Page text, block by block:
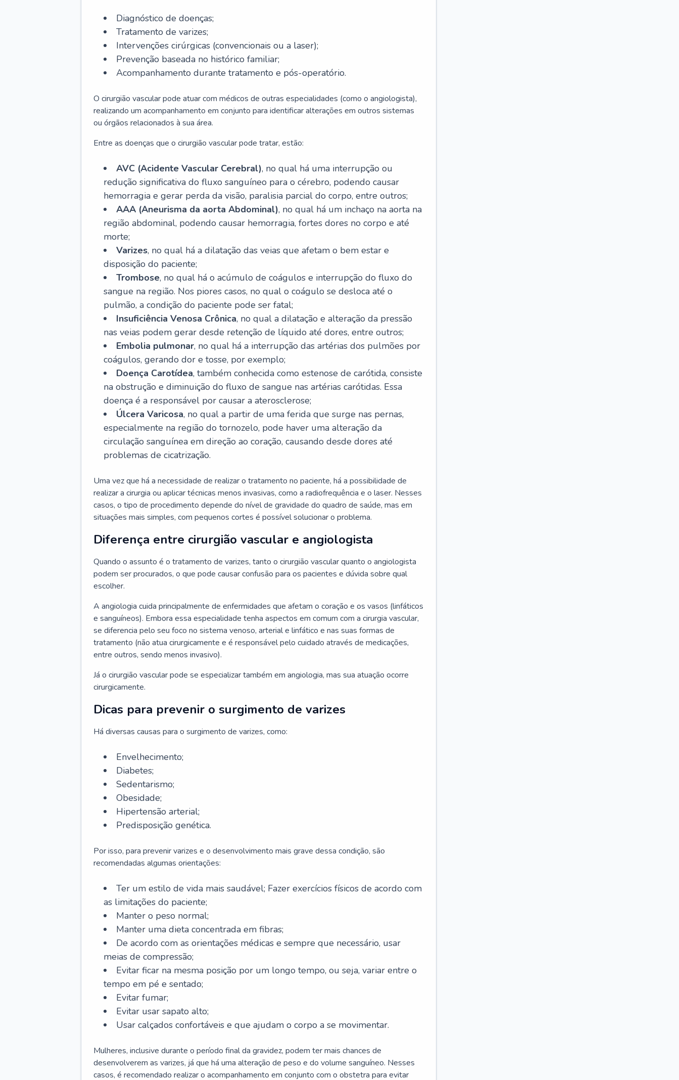
Diagnóstico de doenças;
Tratamento de varizes;
Intervenções cirúrgicas (convencionais ou a laser);
Prevenção baseada no histórico familiar;
Acompanhamento durante tratamento e pós-operatório.
O cirurgião vascular pode atuar com médicos de outras especialidades (como o angiologista),
realizando um acompanhamento em conjunto para identificar alterações em outros sistemas
ou órgãos relacionados à sua área.
Entre as doenças que o cirurgião vascular pode tratar, estão:
AVC (Acidente Vascular Cerebral), no qual há uma interrupção ou
redução significativa do fluxo sanguíneo para o cérebro, podendo causar
hemorragia e gerar perda da visão, paralisia parcial do corpo, entre outros;
AAA (Aneurisma da aorta Abdominal), no qual há um inchaço na aorta na
região abdominal, podendo causar hemorragia, fortes dores no corpo e até
morte;
Varizes, no qual há a dilatação das veias que afetam o bem estar e
disposição do paciente;
Trombose, no qual há o acúmulo de coágulos e interrupção do fluxo do
sangue na região. Nos piores casos, no qual o coágulo se desloca até o
pulmão, a condição do paciente pode ser fatal;
Insuficiência Venosa Crônica, no qual a dilatação e alteração da pressão
nas veias podem gerar desde retenção de líquido até dores, entre outros;
Embolia pulmonar, no qual há a interrupção das artérias dos pulmões por
coágulos, gerando dor e tosse, por exemplo;
Doença Carotídea, também conhecida como estenose de carótida, consiste
na obstrução e diminuição do fluxo de sangue nas artérias carótidas. Essa
doença é a responsável por causar a aterosclerose;
Úlcera Varicosa, no qual a partir de uma ferida que surge nas pernas,
especialmente na região do tornozelo, pode haver uma alteração da
circulação sanguínea em direção ao coração, causando desde dores até
problemas de cicatrização.
Uma vez que há a necessidade de realizar o tratamento no paciente, há a possibilidade de
realizar a cirurgia ou aplicar técnicas menos invasivas, como a radiofrequência e o laser. Nesses
casos, o tipo de procedimento depende do nível de gravidade do quadro de saúde, mas em
situações mais simples, com pequenos cortes é possível solucionar o problema.
Diferença entre cirurgião vascular e angiologista
Quando o assunto é o tratamento de varizes, tanto o cirurgião vascular quanto o angiologista
podem ser procurados, o que pode causar confusão para os pacientes e dúvida sobre qual
escolher.
A angiologia cuida principalmente de enfermidades que afetam o coração e os vasos (linfáticos
e sanguíneos). Embora essa especialidade tenha aspectos em comum com a cirurgia vascular,
se diferencia pelo seu foco no sistema venoso, arterial e linfático e nas suas formas de
tratamento (não atua cirurgicamente e é responsável pelo cuidado através de medicações,
entre outros, sendo menos invasivo).
Já o cirurgião vascular pode se especializar também em angiologia, mas sua atuação ocorre
cirurgicamente.
Dicas para prevenir o surgimento de varizes
Há diversas causas para o surgimento de varizes, como:
Envelhecimento;
Diabetes;
Sedentarismo;
Obesidade;
Hipertensão arterial;
Predisposição genética.
Por isso, para prevenir varizes e o desenvolvimento mais grave dessa condição, são
recomendadas algumas orientações:
Ter um estilo de vida mais saudável; Fazer exercícios físicos de acordo com
as limitações do paciente;
Manter o peso normal;
Manter uma dieta concentrada em fibras;
De acordo com as orientações médicas e sempre que necessário, usar
meias de compressão;
Evitar ficar na mesma posição por um longo tempo, ou seja, variar entre o
tempo em pé e sentado;
Evitar fumar;
Evitar usar sapato alto;
Usar calçados confortáveis e que ajudam o corpo a se movimentar.
Mulheres, inclusive durante o período final da gravidez, podem ter mais chances de
desenvolverem as varizes, já que há uma alteração de peso e do volume sanguíneo. Nesses
casos, é recomendado realizar o acompanhamento em conjunto com o obstetra para evitar